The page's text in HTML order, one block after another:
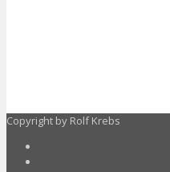
Copyright by Rolf Krebs